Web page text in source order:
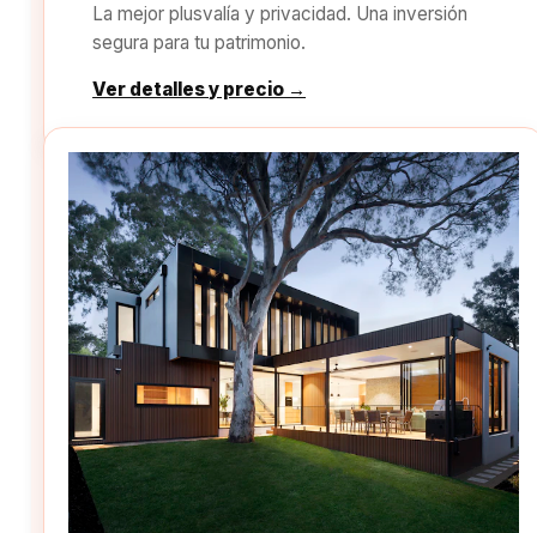
La mejor plusvalía y privacidad. Una inversión
segura para tu patrimonio.
Ver detalles y precio →